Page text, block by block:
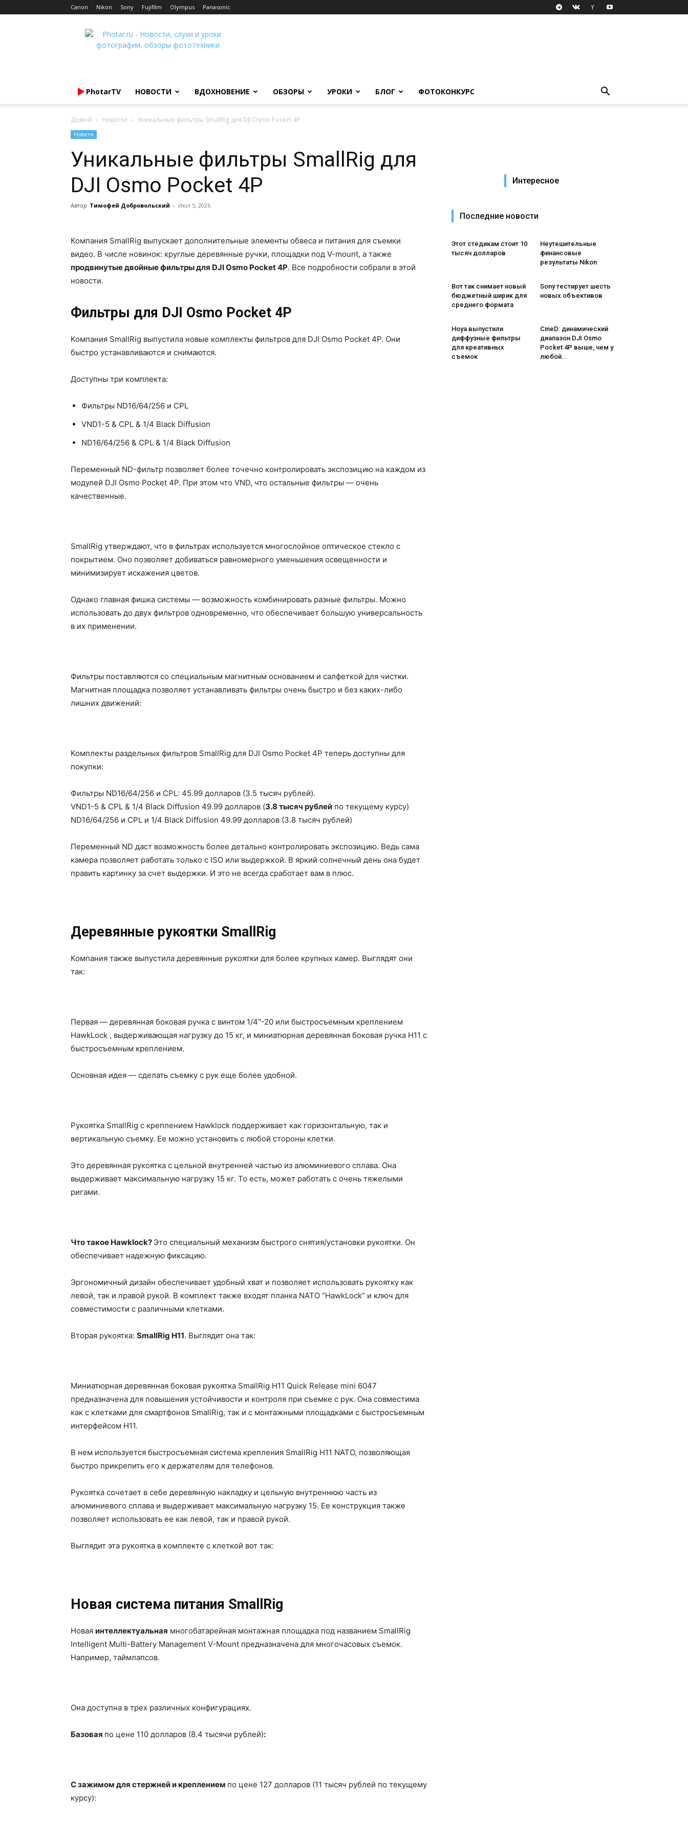
Canon Nikon Sony Fujifilm Olympus Panasonic
Photar.ru
PhotarTV НОВОСТИ ВДОХНОВЕНИЕ ОБЗОРЫ УРОКИ БЛОГ ФОТОКОНКУРС
Домой Новости Уникальные фильтры SmallRig для DJI Osmo Pocket 4P
Новости
Уникальные фильтры SmallRig для
DJI Osmo Pocket 4P
Автор Тимофей Добровольский - Июл 5, 2026
Компания SmallRig выпускает дополнительные элементы обвеса и питания для съемки
видео. В числе новинок: круглые деревянные ручки, площадки под V-mount, а также
продвинутые двойные фильтры для DJI Osmo Pocket 4P. Все подробности собрали в этой
новости.
Фильтры для DJI Osmo Pocket 4P
Компания SmallRig выпустила новые комплекты фильтров для DJI Osmo Pocket 4P. Они
быстро устанавливаются и снимаются.
Доступны три комплекта:
Фильтры ND16/64/256 и CPL
VND1-5 & CPL & 1/4 Black Diffusion
ND16/64/256 & CPL & 1/4 Black Diffusion
Переменный ND-фильтр позволяет более точечно контролировать экспозицию на каждом из
модулей DJI Osmo Pocket 4P. При этом что VND, что остальные фильтры — очень
качественные.
SmallRig утверждают, что в фильтрах используется многослойное оптическое стекло с
покрытием. Оно позволяет добиваться равномерного уменьшения освещенности и
минимизирует искажения цветов.
Однако главная фишка системы — возможность комбинировать разные фильтры. Можно
использовать до двух фильтров одновременно, что обеспечивает большую универсальность
в их применении.
Фильтры поставляются со специальным магнитным основанием и салфеткой для чистки.
Магнитная площадка позволяет устанавливать фильтры очень быстро и без каких-либо
лишних движений:
Комплекты раздельных фильтров SmallRig для DJI Osmo Pocket 4P теперь доступны для
покупки:
Фильтры ND16/64/256 и CPL: 45.99 долларов (3.5 тысяч рублей).
VND1-5 & CPL & 1/4 Black Diffusion 49.99 долларов (3.8 тысяч рублей по текущему курсу)
ND16/64/256 и CPL и 1/4 Black Diffusion 49.99 долларов (3.8 тысяч рублей)
Переменный ND даст возможность более детально контролировать экспозицию. Ведь сама
камера позволяет работать только с ISO или выдержкой. В яркий солнечный день она будет
править картинку за счет выдержки. И это не всегда сработает вам в плюс.
Деревянные рукоятки SmallRig
Компания также выпустила деревянные рукоятки для более крупных камер. Выглядят они
так:
Первая — деревянная боковая ручка с винтом 1/4″-20 или быстросъемным креплением
HawkLock , выдерживающая нагрузку до 15 кг, и миниатюрная деревянная боковая ручка H11 с
быстросъемным креплением.
Основная идея — сделать съемку с рук еще более удобной.
Рукоятка SmallRig с креплением Hawklock поддерживает как горизонтальную, так и
вертикальную съемку. Ее можно установить ​​с любой стороны клетки.
Это деревянная рукоятка с цельной внутренней частью из алюминиевого сплава. Она
выдерживает максимальную нагрузку 15 кг. То есть, может работать с очень тяжелыми
ригами.
Что такое Hawklock? Это специальный механизм быстрого снятия/установки рукоятки. Он
обеспечивает надежную фиксацию.
Эргономичный дизайн обеспечивает удобный хват и позволяет использовать рукоятку как
левой, так и правой рукой. В комплект также входят планка NATO “HawkLock” и ключ для
совместимости с различными клетками.
Вторая рукоятка: SmallRig H11. Выглядит она так:
Миниатюрная деревянная боковая рукоятка SmallRig H11 Quick Release mini 6047
предназначена для повышения устойчивости и контроля при съемке с рук. Она совместима
как с клетками для смартфонов SmallRig, так и с монтажными площадками с быстросъемным
интерфейсом H11.
В нем используется быстросъемная система крепления SmallRig H11 NATO, позволяющая
быстро прикрепить его к держателям для телефонов.
Рукоятка сочетает в себе деревянную накладку и цельную внутреннюю часть из
алюминиевого сплава и выдерживает максимальную нагрузку 15. Ее конструкция также
позволяет использовать ее как левой, так и правой рукой.
Выглядит эта рукоятка в комплекте с клеткой вот так:
Новая система питания SmallRig
Новая интеллектуальная многобатарейная монтажная площадка под названием SmallRig
Intelligent Multi-Battery Management V-Mount предназначена для многочасовых съемок.
Например, таймлапсов.
Она доступна в трех различных конфигурациях.
Базовая по цене 110 долларов (8.4 тысячи рублей):
C зажимом для стержней и креплением по цене 127 долларов (11 тысяч рублей по текущему
курсу):
Интересное
Последние новости
Этот стедикам стоит 10
тысяч долларов
Неутешительные
финансовые
результаты Nikon
Вот так снимает новый
бюджетный ширик для
среднего формата
Sony тестирует шесть
новых объективов
Hoya выпустили
диффузные фильтры
для креативных
съемок
CineD: динамический
диапазон DJI Osmo
Pocket 4P выше, чем у
любой...